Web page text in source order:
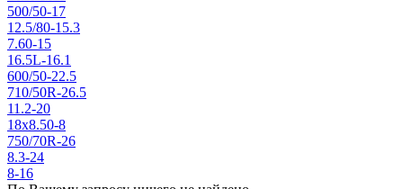
500/50-17
12.5/80-15.3
7.60-15
16.5L-16.1
600/50-22.5
710/50R-26.5
11.2-20
18x8.50-8
750/70R-26
8.3-24
8-16